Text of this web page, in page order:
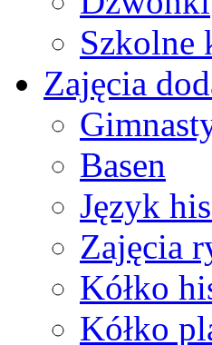
Szkolne
Zajęcia
Basen
Język
Zajęcia
Kółko
Kółko